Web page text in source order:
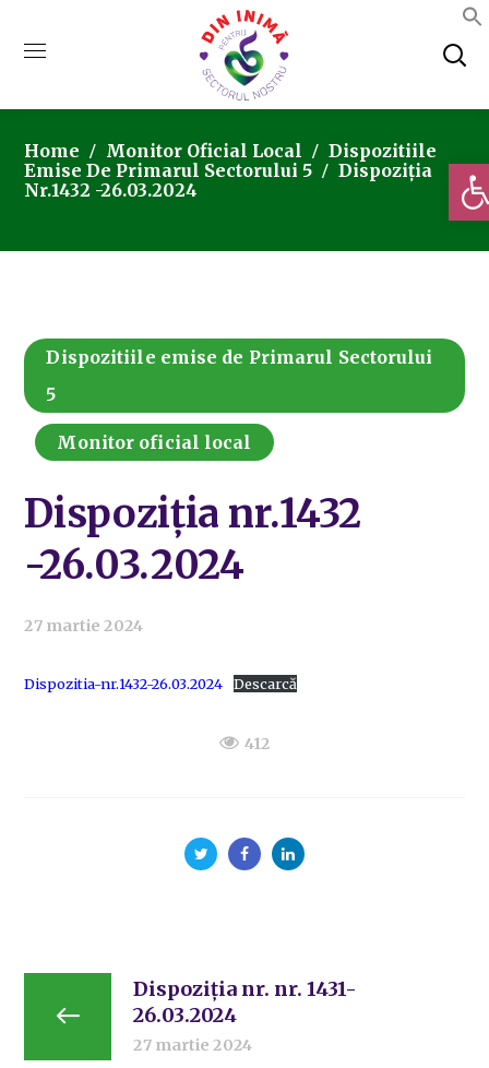
Home Monitor Oficial Local
Dispozitiile
Emise De Primarul Sectorului 5
Dispoziția
Nr.1432 -26.03.2024
Dispozitiile emise de Primarul Sectorului
5
Monitor oficial local
Dispoziția nr.1432
-26.03.2024
27 martie 2024
Dispozitia-nr.1432-26.03.2024 Descarcă
412
Dispoziția nr. nr. 1431-
26.03.2024
27 martie 2024